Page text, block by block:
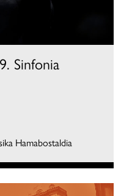
Sinfonia
Hamabostaldia